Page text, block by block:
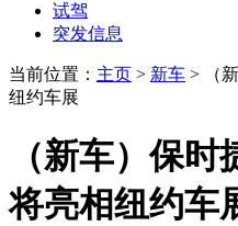
试驾
突发信息
当前位置： 主页 > 新车 > （
纽约车展
（新车）保时
将亮相纽约车